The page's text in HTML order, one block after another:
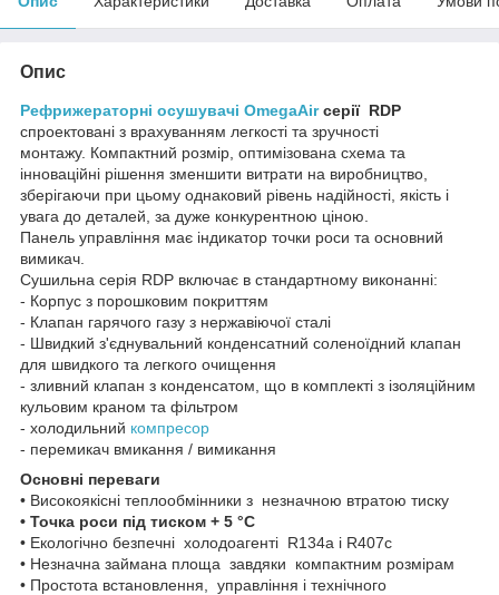
Опис
Рефрижераторні осушувачі OmegaAirсерії RDP
спроектовані з врахуванням легкості та зручності
монтажу. Компактний розмір, оптимізована схема та
інноваційні рішення зменшити витрати на виробництво,
зберігаючи при цьому однаковий рівень надійності, якість і
увага до деталей, за дуже конкурентною ціною.
Панель управління має індикатор точки роси та основний
вимикач.
Сушильна серія RDP включає в стандартному виконанні:
- Корпус з порошковим покриттям
- Клапан гарячого газу з нержавіючої сталі
- Швидкий з'єднувальний конденсатний соленоїдний клапан
для швидкого та легкого очищення
- зливний клапан з конденсатом, що в комплекті з ізоляційним
кульовим краном та фільтром
- холодильний компресор
- перемикач вмикання / вимикання
Основні переваги
• Високоякісні теплообмінники з незначною втратою тиску
• Точка роси під тиском + 5 °С
• Екологічно безпечні холодоагенті R134a і R407c
• Незначна займана площа завдяки компактним розмірам
• Простота встановлення, управління і технічного